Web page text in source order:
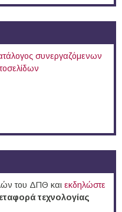
συνεργαζόμενων
του ΔΠΘ και εκδηλώστε
τεχνολογίας